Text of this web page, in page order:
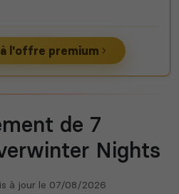
l'offre premium
de 7
Nights
à jour le 07/08/2026